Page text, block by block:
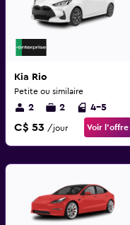
Kia Rio
Petite ou similaire
2 2 4-5
C$ 53 /jour Voir l’offre